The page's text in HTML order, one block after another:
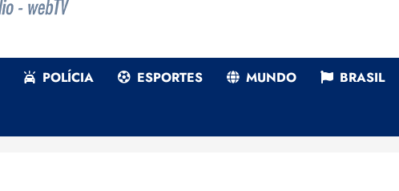
POLÍCIA ESPORTES MUNDO BRASIL